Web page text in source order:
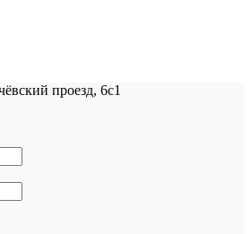
проезд, 6с1